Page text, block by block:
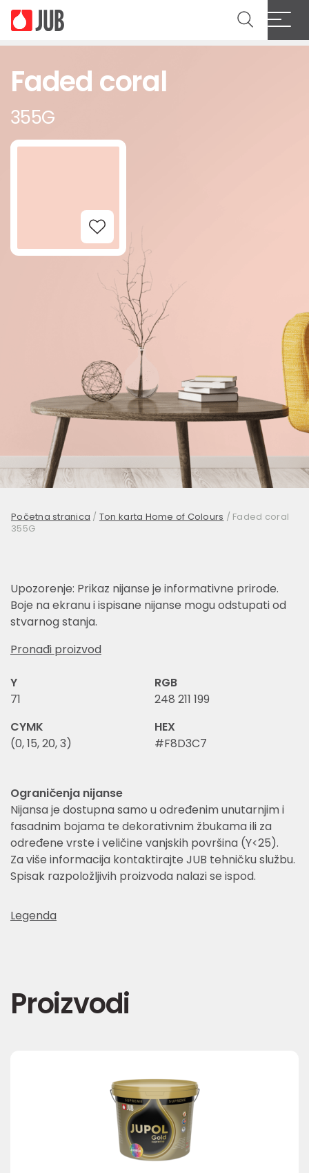
Faded coral
355G
Add to Wishlist
Početna stranica / Ton karta Home of Colours / Faded coral
355G
Upozorenje: Prikaz nijanse je informativne prirode.
Boje na ekranu i ispisane nijanse mogu odstupati od
stvarnog stanja.
Pronađi proizvod
Y
71
RGB
248 211 199
CYMK
(0, 15, 20, 3)
HEX
#F8D3C7
Ograničenja nijanse
Nijansa je dostupna samo u određenim unutarnjim i
fasadnim bojama te dekorativnim žbukama ili za
određene vrste i veličine vanjskih površina (Y<25).
Za više informacija kontaktirajte JUB tehničku službu.
Spisak razpoložljivih proizvoda nalazi se ispod.
Legenda
Proizvodi